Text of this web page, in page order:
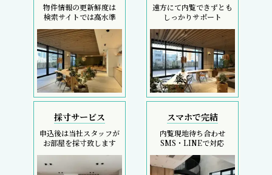
物件情報の更新鮮度は
検索サイトでは高水準
遠方にて内覧できずとも
しっかりサポート
採寸サービス
申込後は当社スタッフが
お部屋を採寸致します
スマホで完結
内覧現地待ち合わせ
SMS・LINEで対応